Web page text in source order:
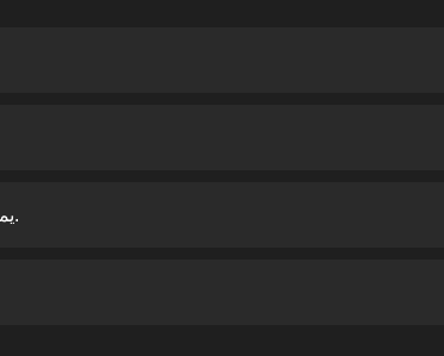
يمكن استبدال الجبن القريش بجبن قليل الدسم أو الاستغناء عنه لتقليل الدهون.